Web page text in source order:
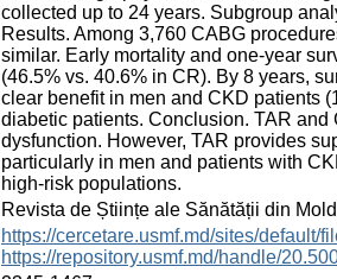
collected up to 24 years. Subgroup
Results. Among 3,760 CABG
similar. Early mortality and one-year
(46.5% vs. 40.6% in CR). By 8 years,
clear benefit in men and CKD patients
diabetic patients. Conclusion. TAR
dysfunction. However, TAR provides
particularly in men and patients with
high-risk populations.
Revista de Științe ale Sănătății din
https://cercetare.usmf.md/sites/
https://repository.usmf.md/handle/